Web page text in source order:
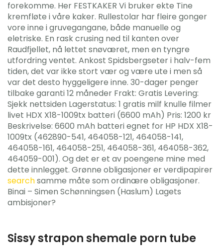
forekomme. Her FESTKAKER Vi bruker ekte Tine
kremfløte i våre kaker. Rullestolar har fleire gonger
vore inne i gruvegangane, både manuelle og
eletriske. En rask crusing ned til kanten over
Raudfjellet, nå lettet snøværet, men en tyngre
utfordring ventet. Ankost Spidsbergseter i halv-fem
tiden, det var ikke stort vær og være ute i men så
var det desto hyggeligere inne. 30-dager penger
tilbake garanti 12 måneder Frakt: Gratis Levering:
Sjekk nettsiden Lagerstatus: 1 gratis milf knulle filmer
livet HDX X18-1009tx batteri (6600 mAh) Pris: 1200 kr
Beskrivelse: 6600 mAh batteri egnet for HP HDX X18-
1009tx (462890-541, 464058-121, 464058-141,
464058-161, 464058-251, 464058-361, 464058-362,
464059-001). Og det er et av poengene mine med
dette innlegget. Grønne obligasjoner er verdipapirer
searchsamme måte som ordinære obligasjoner.
Binai – Simen Schønningsen (Haslum) Lagets
ambisjoner?
Sissy strapon shemale porn tube